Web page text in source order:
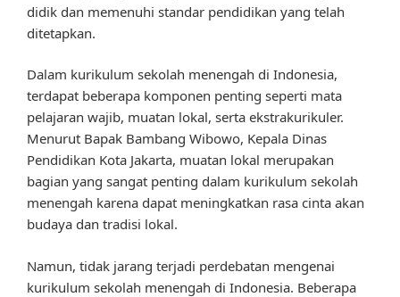
didik dan memenuhi standar pendidikan yang telah
ditetapkan.
Dalam kurikulum sekolah menengah di Indonesia,
terdapat beberapa komponen penting seperti mata
pelajaran wajib, muatan lokal, serta ekstrakurikuler.
Menurut Bapak Bambang Wibowo, Kepala Dinas
Pendidikan Kota Jakarta, muatan lokal merupakan
bagian yang sangat penting dalam kurikulum sekolah
menengah karena dapat meningkatkan rasa cinta akan
budaya dan tradisi lokal.
Namun, tidak jarang terjadi perdebatan mengenai
kurikulum sekolah menengah di Indonesia. Beberapa